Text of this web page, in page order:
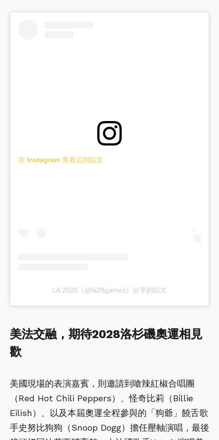
在 Instagram 查看這則貼文
LA 2028（@la28games）分享的貼文
美法交融，期待2028洛杉磯奧運相見
歡
美國現場的表演嘉賓，則邀請到嗆辣紅椒合唱團
（Red Hot Chili Peppers）、怪奇比莉（Billie
Eilish）、以及本屆奧運全程參與的「狗爺」饒舌歌
手史努比狗狗（Snoop Dogg）擔任壓軸演唱，最後